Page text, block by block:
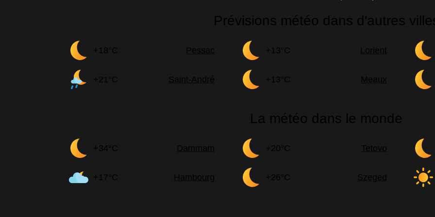
Prévisions météo dans d'autres
+18°C Pessac +13°C Lorient
+21°C Saint-André +13°C Meaux
La météo dans le monde
+34°C Dammam +20°C Tetovo
+17°C Hambourg +26°C Szeged